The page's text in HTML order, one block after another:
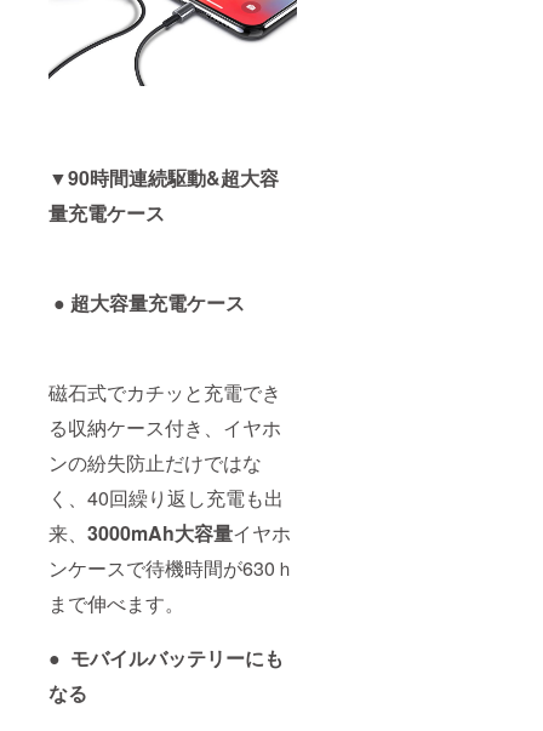
▼90時間連続駆動&超大容
量充電ケース
● 超大容量充電ケース
磁石式でカチッと充電でき
る収納ケース付き、イヤホ
ンの紛失防止だけではな
く、40回繰り返し充電も出
来、 3000mAh大容量イヤホ
ンケースで待機時間が630ｈ
まで伸べます。
● モバイルバッテリーにも
なる